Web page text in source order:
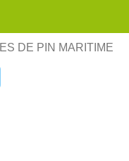
DE PIN MARITIME